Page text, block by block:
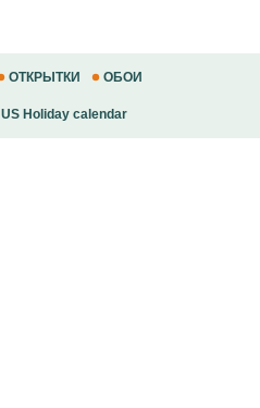
ОТКРЫТКИ ОБОИ
US Holiday calendar